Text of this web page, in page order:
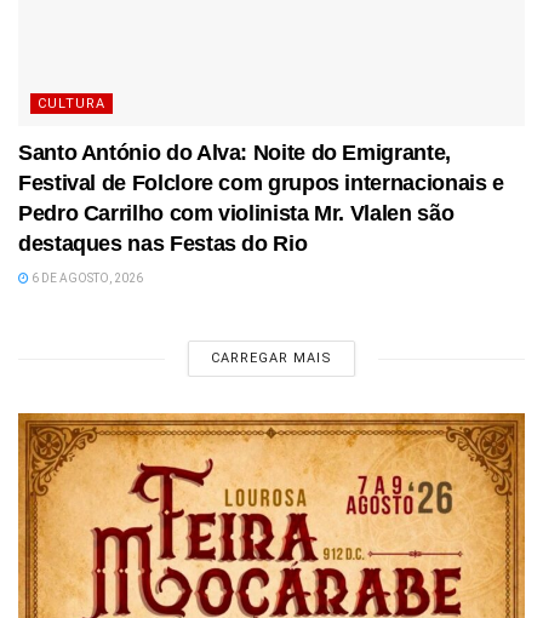
CULTURA
Santo António do Alva: Noite do Emigrante,
Festival de Folclore com grupos internacionais e
Pedro Carrilho com violinista Mr. Vlalen são
destaques nas Festas do Rio
6 DE AGOSTO, 2026
CARREGAR MAIS